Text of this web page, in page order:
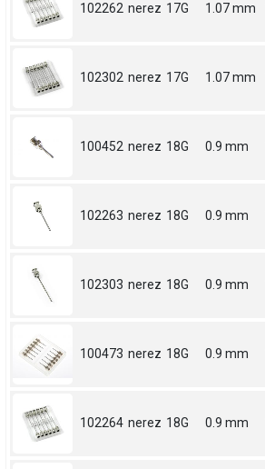
102262 nerez 17G 1.07 mm
102302 nerez 17G 1.07 mm
100452 nerez 18G 0.9 mm
102263 nerez 18G 0.9 mm
102303 nerez 18G 0.9 mm
100473 nerez 18G 0.9 mm
102264 nerez 18G 0.9 mm